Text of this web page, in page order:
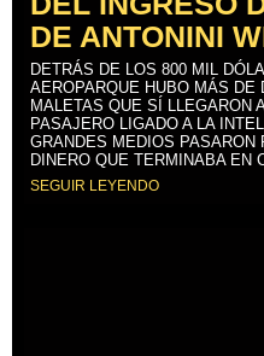
DE ANTONINI
DETRÁS DE LOS 800 MIL
AEROPARQUE HUBO MÁS
MALETAS QUE SÍ LLEGARON
PASAJERO LIGADO A LA
GRANDES MEDIOS PASARON
DINERO QUE TERMINABA EN
SEGUIR LEYENDO